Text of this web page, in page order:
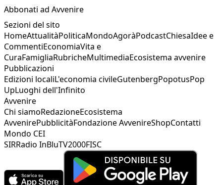
Abbonati ad Avvenire
Sezioni del sito
HomeAttualitàPoliticaMondoAgoràPodcastChiesaIdee e
CommentiEconomiaVita e
CuraFamigliaRubricheMultimediaEcosistema avvenire
Pubblicazioni
Edizioni localiL'economia civileGutenbergPopotusPop
UpLuoghi dell'Infinito
Avvenire
Chi siamoRedazioneEcosistema
AvvenirePubblicitàFondazione AvvenireShopContatti
Mondo CEI
SIRRadio InBluTV2000FISC